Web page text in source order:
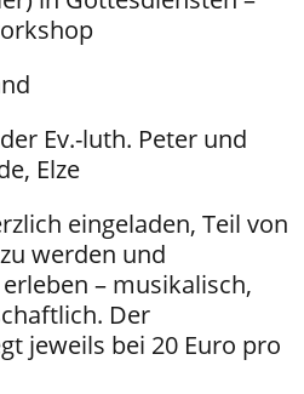
Ev.-luth. Peter und
Elze
eingeladen, Teil von
werden und
– musikalisch,
Der
jeweils bei 20 Euro pro